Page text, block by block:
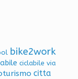
bike2work
ciclabile via
citta